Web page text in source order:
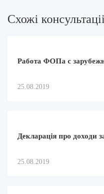
Схожi консультацii
Работа ФОПа с
25.08.2019
Декларація про доходи
25.08.2019